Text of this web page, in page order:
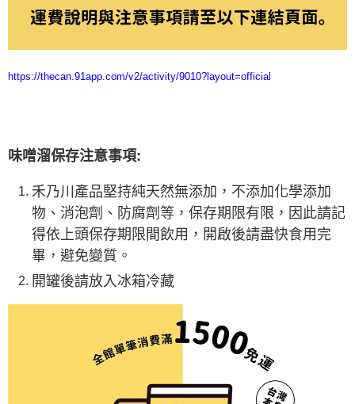
https://thecan.91app.com/v2/activity/9010?layout=official
味噌溜保存注意事項:
禾乃川產品堅持純天然無添加，不添加化學添加
物、消泡劑、防腐劑等，保存期限有限，因此請記
得依上頭保存期限間飲用，開啟後請盡快食用完
畢，避免變質。
開罐後請放入冰箱冷藏